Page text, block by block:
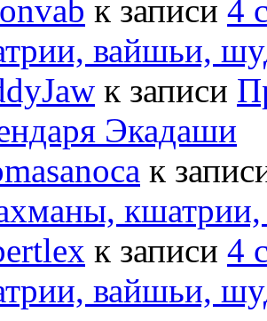
к записи 4
вайшьи,
к записи
Экадаши
к
к записи 4
вайшьи,